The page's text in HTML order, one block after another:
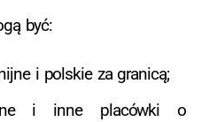
być:
i polskie za granicą;
i inne placówki o